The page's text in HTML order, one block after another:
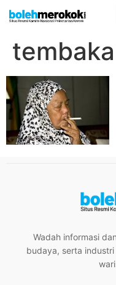
Wadah informasi
budaya, serta